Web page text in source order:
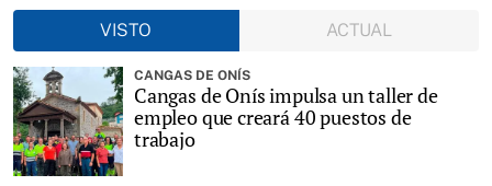
VISTO
ACTUAL
CANGAS DE ONÍS
Cangas de Onís impulsa un taller de
empleo que creará 40 puestos de
trabajo